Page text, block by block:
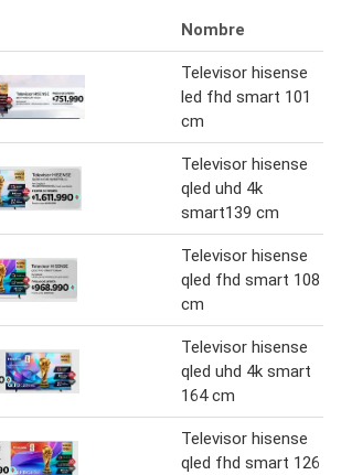
Nombre
Televisor hisense
led fhd smart 101
cm
Televisor hisense
qled uhd 4k
smart139 cm
Televisor hisense
qled fhd smart 108
cm
Televisor hisense
qled uhd 4k smart
164 cm
Televisor hisense
qled fhd smart 126